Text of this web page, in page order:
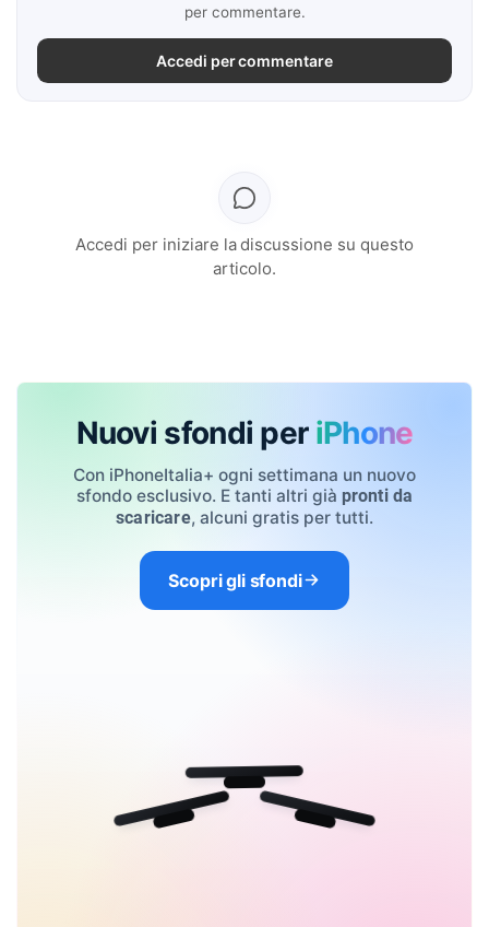
per commentare.
Accedi per commentare
Accedi per iniziare la discussione su questo
articolo.
Nuovi sfondi per iPhone
Con iPhoneItalia+ ogni settimana un nuovo
sfondo esclusivo. E tanti altri già pronti da
scaricare, alcuni gratis per tutti.
Scopri gli sfondi